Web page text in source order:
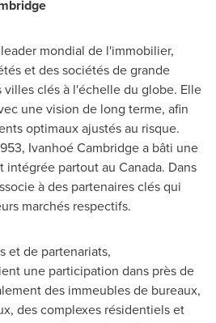
mondial de l'immobilier,
et des sociétés de grande
clés à l'échelle du globe. Elle
une vision de long terme, afin
optimaux ajustés au risque.
Ivanhoé Cambridge a bâti une
intégrée partout au Canada. Dans
à des partenaires clés qui
marchés respectifs.
et de partenariats,
une participation dans près de
des immeubles de bureaux,
des complexes résidentiels et